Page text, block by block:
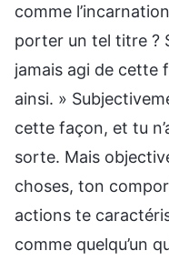
comme
porter un tel titre ?
jamais agi de cette
ainsi. »
cette façon, et tu
sorte. Mais
choses, ton
actions te
comme quelqu’un